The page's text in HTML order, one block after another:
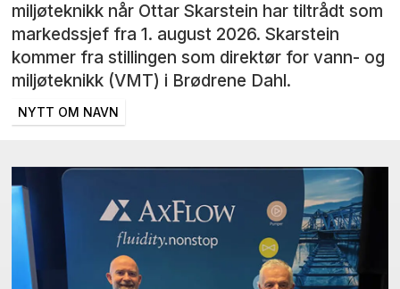
miljøteknikk når Ottar Skarstein har tiltrådt som
markedssjef fra 1. august 2026. Skarstein
kommer fra stillingen som direktør for vann- og
miljøteknikk (VMT) i Brødrene Dahl.
NYTT OM NAVN